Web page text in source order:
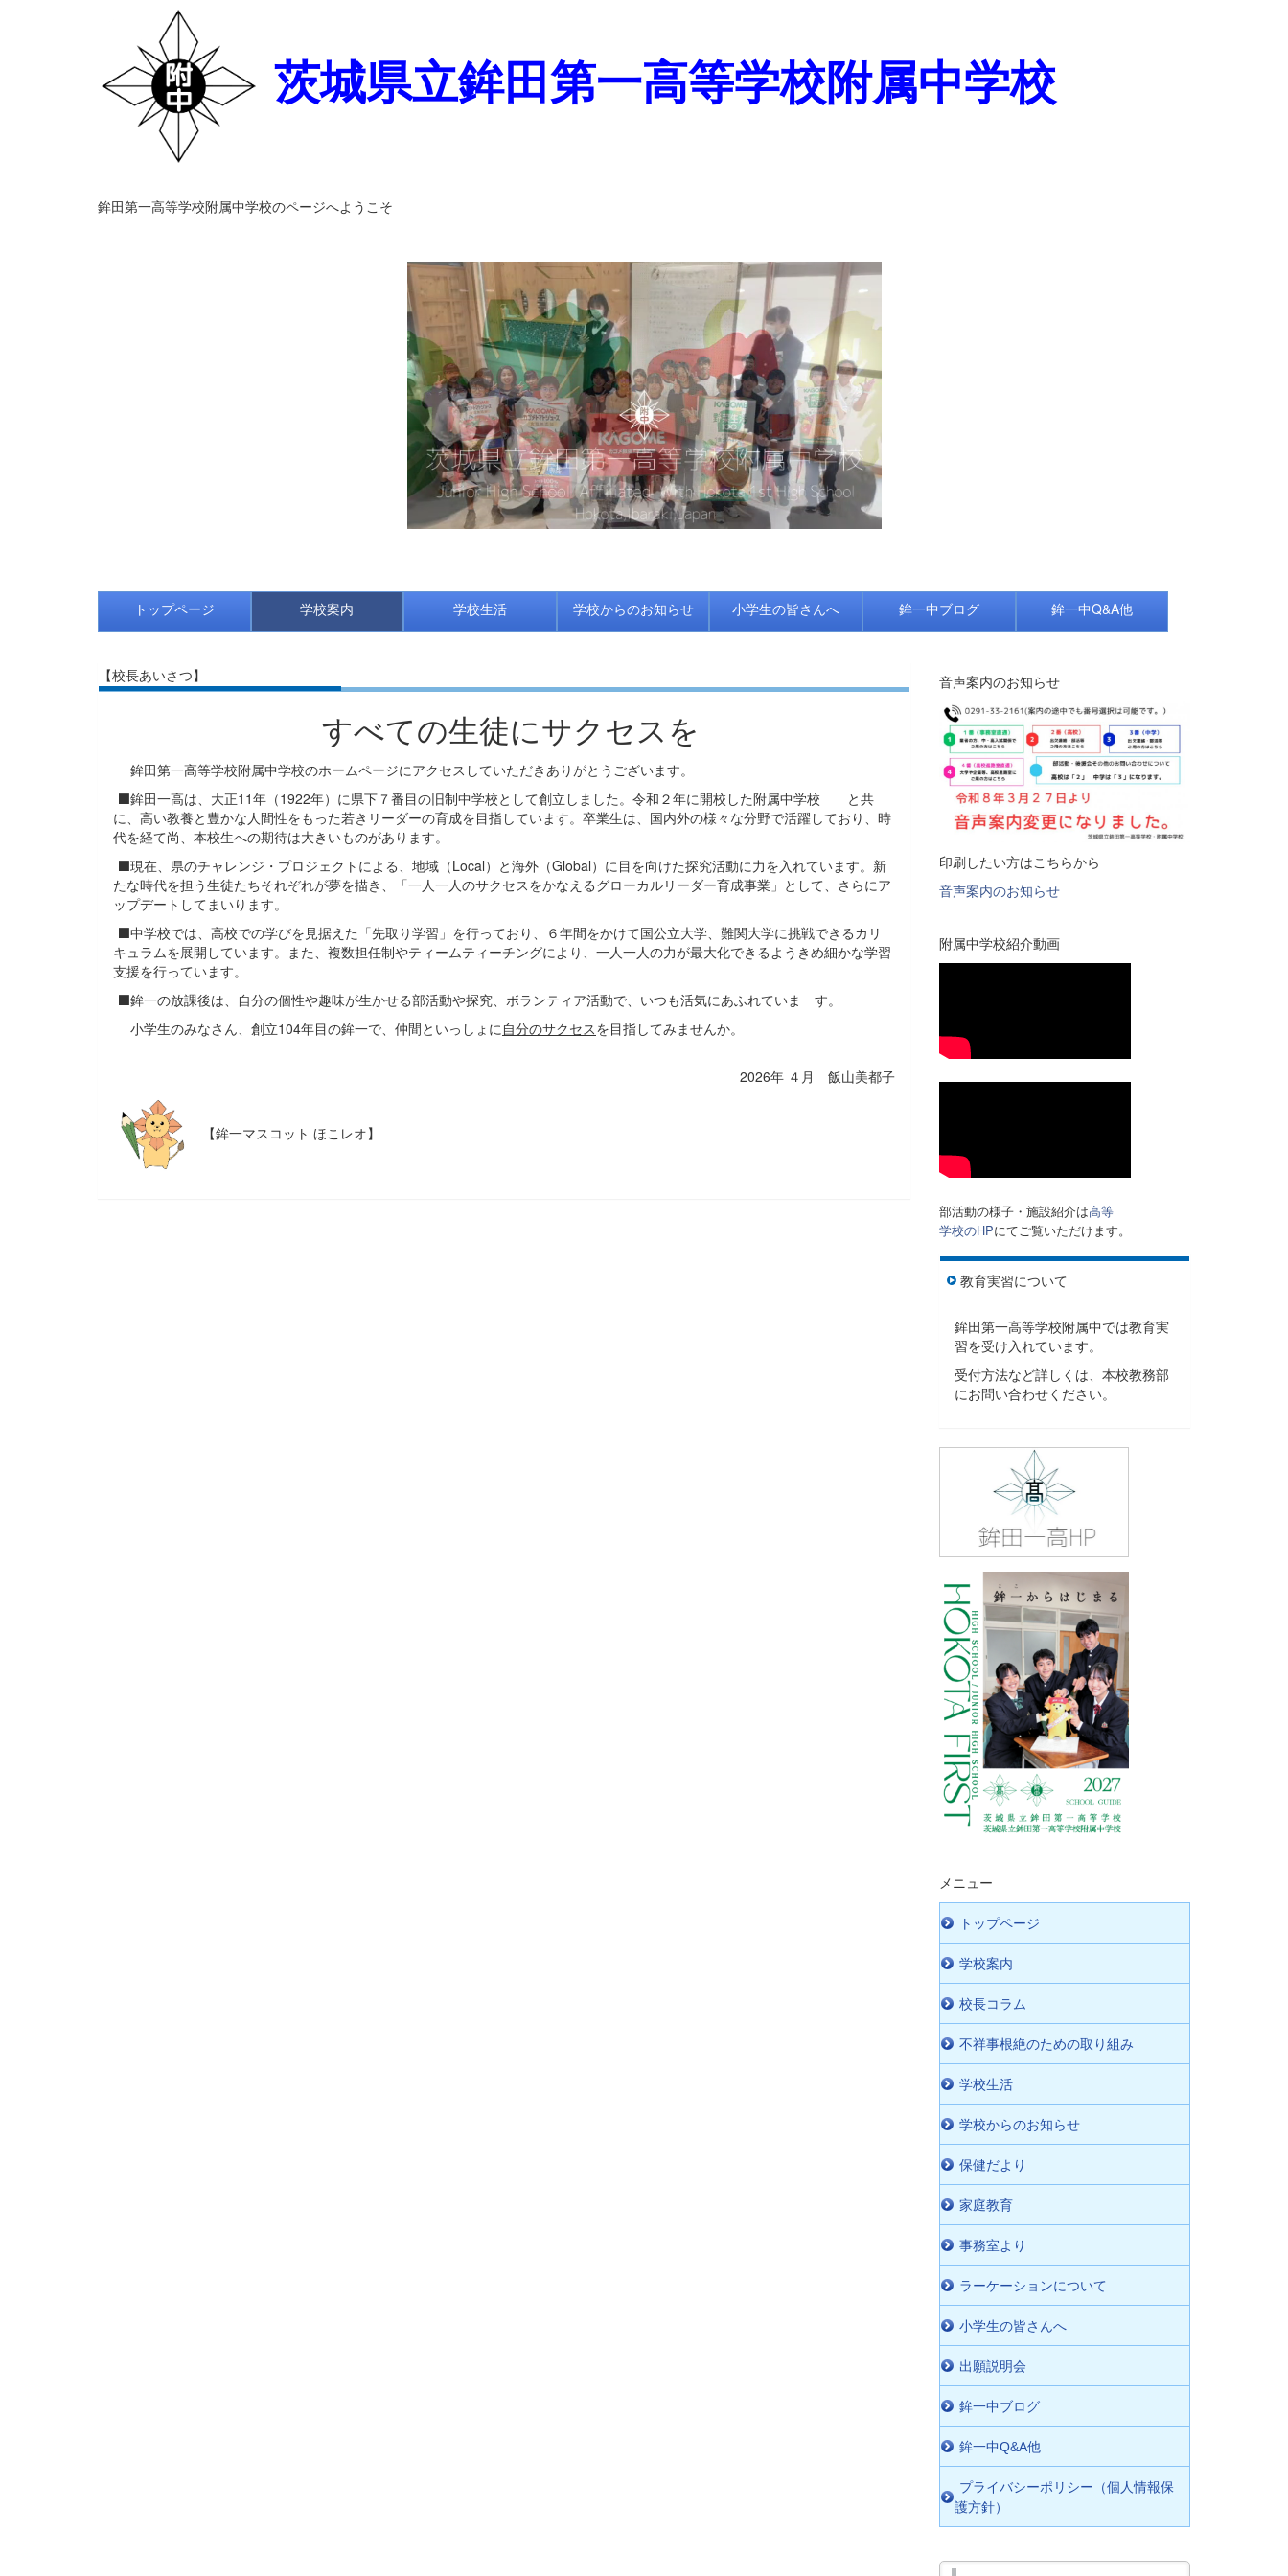
茨城県立鉾田第一高等学校附属中学校
鉾田第一高等学校附属中学校のページへようこそ
トップページ 学校案内 学校生活 学校からのお知らせ 小学生の皆さんへ 鉾一中ブログ 鉾一中Q&A他
【校長あいさつ】
すべての生徒にサクセスを
鉾田第一高等学校附属中学校のホームページにアクセスしていただきありがとうございます。
⬛鉾田一高は、大正11年（1922年）に県下７番目の旧制中学校として創立しました。令和２年に開校した附属中学校 と共
に、高い教養と豊かな人間性をもった若きリーダーの育成を目指しています。卒業生は、国内外の様々な分野で活躍しており、時
代を経て尚、本校生への期待は大きいものがあります。
⬛現在、県のチャレンジ・プロジェクトによる、地域（Local）と海外（Global）に目を向けた探究活動に力を入れています。新
たな時代を担う生徒たちそれぞれが夢を描き、「一人一人のサクセスをかなえるグローカルリーダー育成事業」として、さらにア
ップデートしてまいります。
⬛中学校では、高校での学びを見据えた「先取り学習」を行っており、６年間をかけて国公立大学、難関大学に挑戦できるカリ
キュラムを展開しています。また、複数担任制やティームティーチングにより、一人一人の力が最大化できるようきめ細かな学習
支援を行っています。
⬛鉾一の放課後は、自分の個性や趣味が生かせる部活動や探究、ボランティア活動で、いつも活気にあふれていま す。
小学生のみなさん、創立104年目の鉾一で、仲間といっしょに自分のサクセスを目指してみませんか。
2026年 ４月 飯山美都子
【鉾一マスコット ほこレオ】
音声案内のお知らせ
印刷したい方はこちらから
音声案内のお知らせ
附属中学校紹介動画
部活動の様子・施設紹介は高等
学校のHPにてご覧いただけます。
教育実習について
鉾田第一高等学校附属中では教育実
習を受け入れています。
受付方法など詳しくは、本校教務部
にお問い合わせください。
メニュー
トップページ
学校案内
校長コラム
不祥事根絶のための取り組み
学校生活
学校からのお知らせ
保健だより
家庭教育
事務室より
ラーケーションについて
小学生の皆さんへ
出願説明会
鉾一中ブログ
鉾一中Q&A他
プライバシーポリシー（個人情報保
護方針）